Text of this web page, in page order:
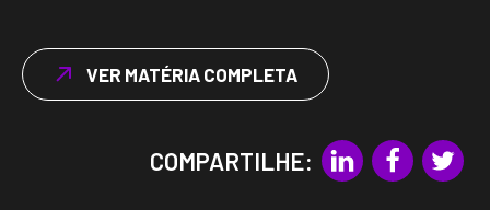
VER MATÉRIA COMPLETA
COMPARTILHE: